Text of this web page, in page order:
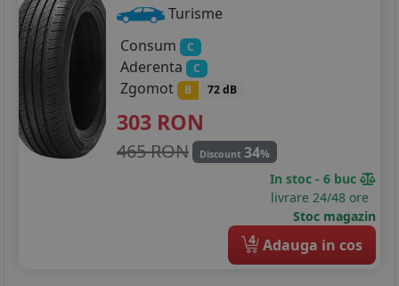
Turisme
Consum
C
Aderenta C
Zgomot B 72 dB
303 RON
465 RON Discount 34%
In stoc - 6 buc
livrare 24/48 ore
Stoc magazin
4 Adauga in cos